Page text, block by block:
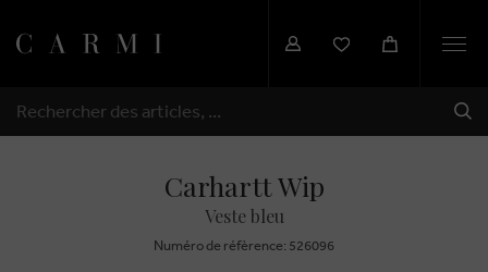
RECHERCHER
Carhartt Wip
Veste bleu
Numéro de réfèrence: 526096